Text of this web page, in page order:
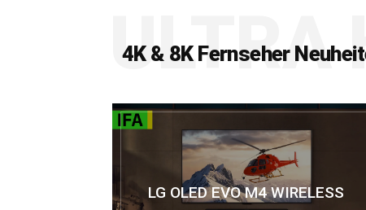
4K & 8K Fernseher
ULTRA
LG OLED EVO M4 WIRELESS